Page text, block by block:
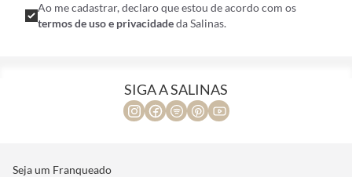
Ao me cadastrar, declaro que estou de acordo com os
termos de uso e privacidadeda Salinas.
SIGA A SALINAS
Seja um Franqueado